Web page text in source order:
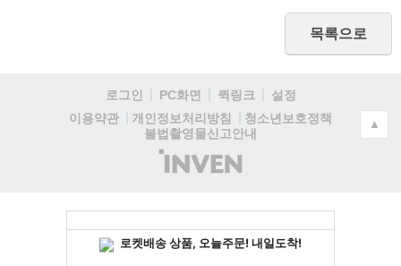
목록으로
로그인 PC화면 퀵링크
설정
이용약관
개인정보처리방침
청소년보호정책
불법촬영물신고안내
(주)
인
▲